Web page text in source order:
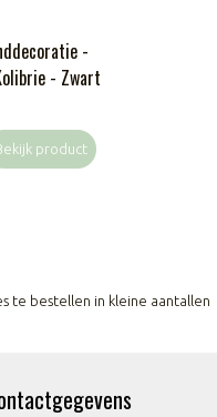
-
- Zwart
product
te bestellen in kleine aantallen